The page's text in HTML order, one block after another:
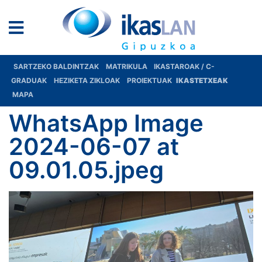
SARTZEKO BALDINTZAK MATRIKULA
IKASTAROAK / C-
GRADUAK
HEZIKETA ZIKLOAK PROIEKTUAK IKASTETXEAK
MAPA
WhatsApp Image
2024-06-07 at
09.01.05.jpeg